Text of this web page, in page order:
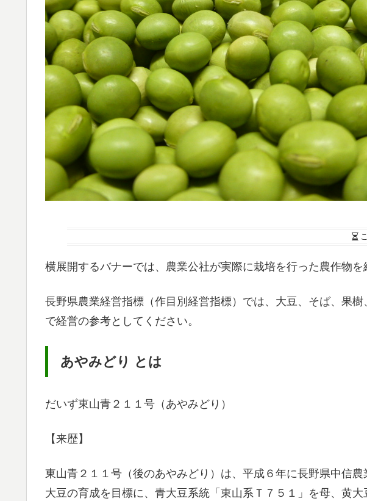
横展開するバナーでは、農業公社が実際に栽培を行った農作物を
長野県農業経営指標（作目別経営指標）では、大豆、そば、果
で経営の参考としてください。
あやみどり とは
だいず東山青２１１号（あやみどり）
【来歴】
東山青２１１号（後のあやみどり）は、平成６年に長野県中信
大豆の育成を目標に、青大豆系統「東山系Ｔ７５１」を母、黄